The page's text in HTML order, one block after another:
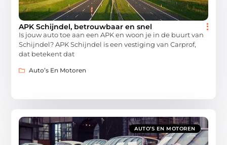
APK Schijndel, betrouwbaar en snel
Is jouw auto toe aan een APK en woon je in de buurt van
Schijndel? APK Schijndel is een vestiging van Carprof,
dat betekent dat
Auto’s En Motoren
AUTO’S EN MOTOREN